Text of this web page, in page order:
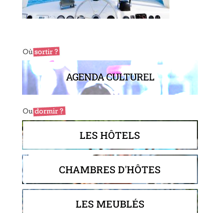
AGENDA CULTUREL
LES HÔTELS
CHAMBRES D'HÔTES
LES MEUBLÉS